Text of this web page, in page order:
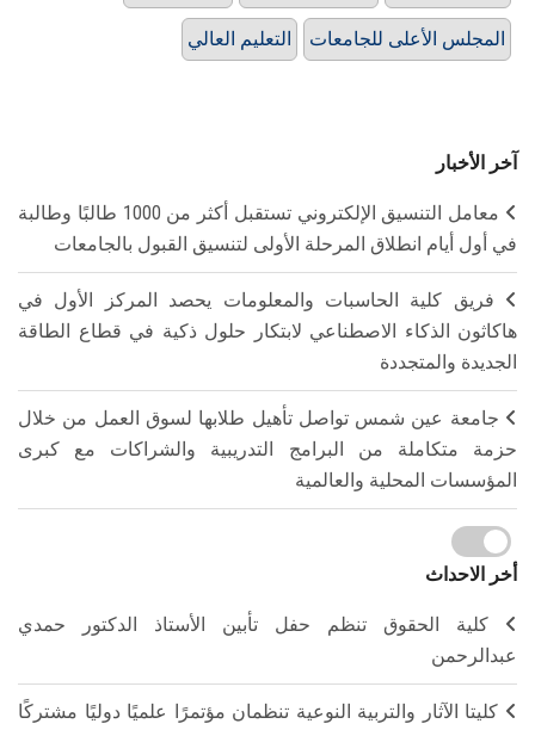
التعليم العالي المجلس الأعلى للجامعات
آخر الأخبار
معامل التنسيق الإلكتروني تستقبل أكثر من 1000 طالبًا وطالبة
في أول أيام انطلاق المرحلة الأولى لتنسيق القبول بالجامعات
فريق كلية الحاسبات والمعلومات يحصد المركز الأول في
هاكاثون الذكاء الاصطناعي لابتكار حلول ذكية في قطاع الطاقة
الجديدة والمتجددة
جامعة عين شمس تواصل تأهيل طلابها لسوق العمل من خلال
حزمة متكاملة من البرامج التدريبية والشراكات مع كبرى
المؤسسات المحلية والعالمية
أخر الاحداث
كلية الحقوق تنظم حفل تأبين الأستاذ الدكتور حمدي
عبدالرحمن
كليتا الآثار والتربية النوعية تنظمان مؤتمرًا علميًا دوليًا مشتركًا